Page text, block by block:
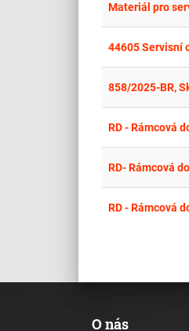
Materiál pro
44605 Servisní
858/2025-BR,
RD - Rámcová
RD- Rámcová
RD - Rámcová
O nás